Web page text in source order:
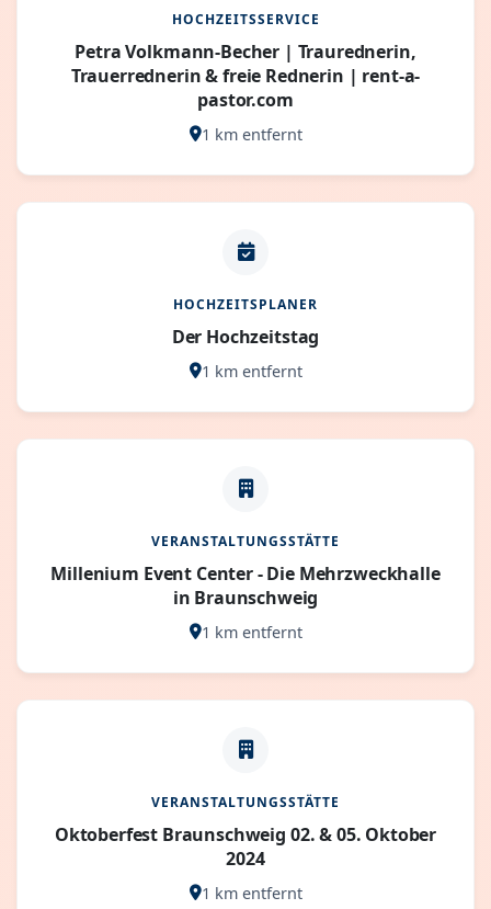
HOCHZEITSSERVICE
Petra Volkmann-Becher | Traurednerin,
Trauerrednerin & freie Rednerin | rent-a-
pastor.com
1 km entfernt
HOCHZEITSPLANER
Der Hochzeitstag
1 km entfernt
VERANSTALTUNGSSTÄTTE
Millenium Event Center - Die Mehrzweckhalle
in Braunschweig
1 km entfernt
VERANSTALTUNGSSTÄTTE
Oktoberfest Braunschweig 02. & 05. Oktober
2024
1 km entfernt